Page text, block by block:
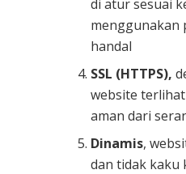
di atur sesuai
menggunakan
handal
SSL (HTTPS),
website
aman dari
Dinamis,
dan tidak kaku